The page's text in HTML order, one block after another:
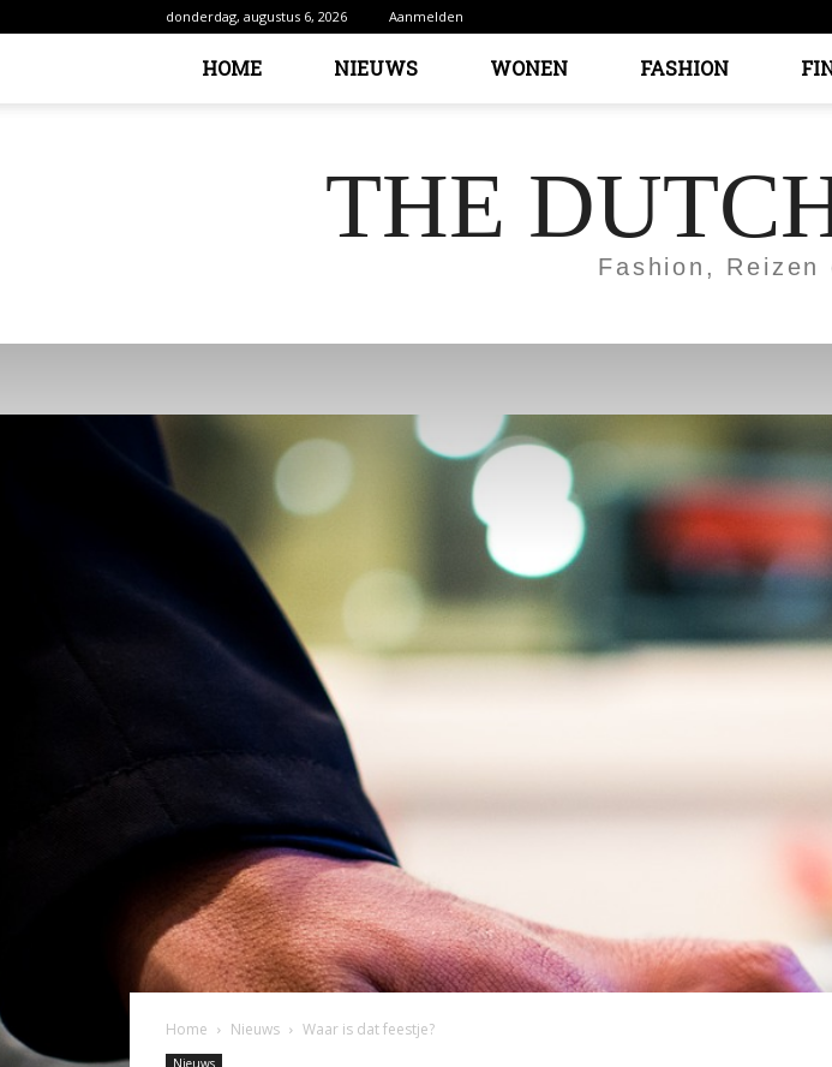
donderdag, augustus 6, 2026 Aanmelden
HOME NIEUWS WONEN FASHION
THE
Fashion, Reizen
Home Nieuws Waar is dat feestje?
Nieuws